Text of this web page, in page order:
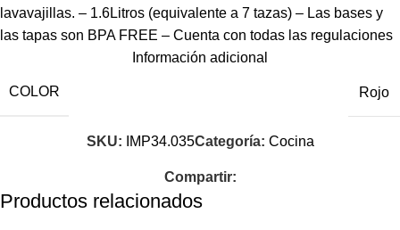
lavavajillas. – 1.6Litros (equivalente a 7 tazas) – Las bases y
las tapas son BPA FREE – Cuenta con todas las regulaciones
de FDA – Hecho en USAInformación adicional
COLOR Rojo
SKU: IMP34.035Categoría: Cocina
Compartir:
Productos relacionados